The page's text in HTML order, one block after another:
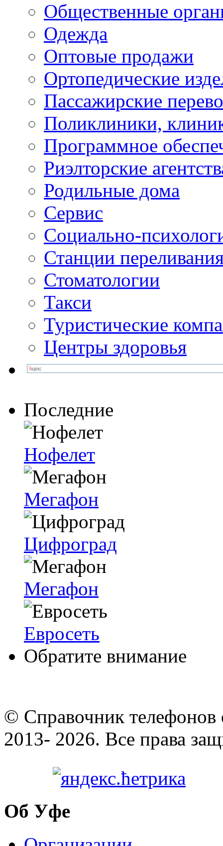
Общественные
Одежда
Оптовые продажи
Ортопедические
Пассажирские
Поликлиники,
Программное
Риэлторские
Родильные дома
Сервис
Социально-
Станции
Стоматологии
Такси
Туристические
Центры здоровья
Последние
Нофелет
Мегафон
Цифроград
Мегафон
Евросеть
Обратите внимание
© Cправочник телефонов
2013- 2026. Все права
Об Уфе